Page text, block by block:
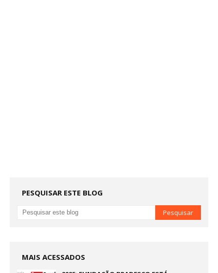
PESQUISAR ESTE BLOG
MAIS ACESSADOS